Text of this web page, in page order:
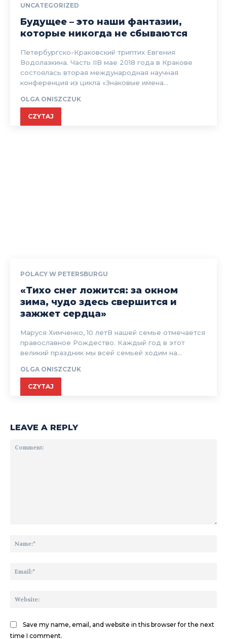
UNCATEGORIZED
Будущее – это наши фантазии,
которые никогда не сбываются
Петербургско-Краковский триптих Евгения
Водолазкина. Часть IIВ мае 2018 года в Кракове
состоялась вторая международная научная
конференция из цикла «Знаковые имена...
OLGA ONISZCZUK
CZYTAJ
POLACY W PETERSBURGU
«Тихо снег ложится: за окном
зима, чудо здесь свершится и
зажжет сердца»
Маруся Химченко, 10 летВ нашей семье отмечается
православное Рождество. Каждый год в этот
великий праздник мы всей семьей ходим на...
OLGA ONISZCZUK
CZYTAJ
LEAVE A REPLY
Save my name, email, and website in this browser for the next
time I comment.